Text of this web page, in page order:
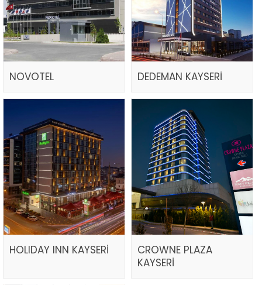
NOVOTEL DEDEMAN KAYSERİ
HOLIDAY INN KAYSERİ
CROWNE PLAZA
KAYSERİ